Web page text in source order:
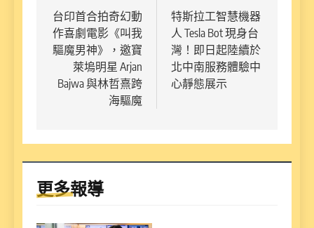
章
導
台印首合拍奇幻動
作喜劇電影《叫我
驅魔男神》，邀寶
萊塢明星 Arjan
Bajwa 與林哲熹跨
海驅魔
特斯拉工智慧機器
人 Tesla Bot 現身台
灣！即日起陸續於
北中南服務體驗中
心靜態展示
更多報導